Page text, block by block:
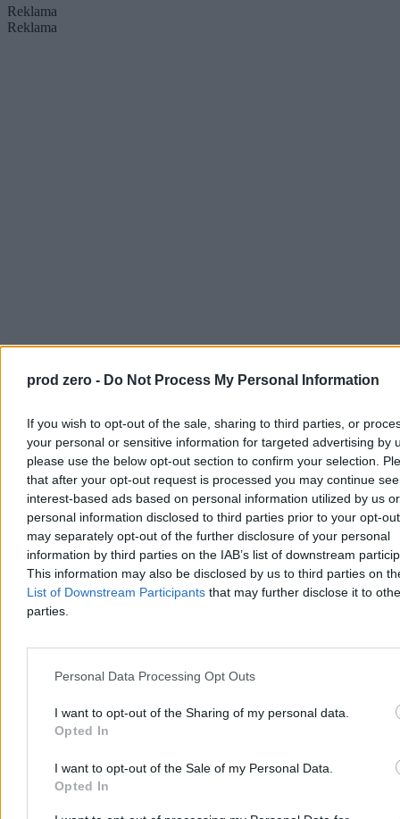
prod zero - Do Not Process My Personal Information
If you wish to opt-out of the sale, sharing to third parties, or
your personal or sensitive information for targeted advertising by
please use the below opt-out section to confirm your selection.
that after your opt-out request is processed you may continue
interest-based ads based on personal information utilized by us or
personal information disclosed to third parties prior to your opt-
may separately opt-out of the further disclosure of your personal
information by third parties on the IAB’s list of downstream
This information may also be disclosed by us to third parties on
List of Downstream Participants that may further disclose it to
parties.
Personal Data Processing Opt Outs
I want to opt-out of the Sharing of my personal data.
Opted In
I want to opt-out of the Sale of my Personal Data.
Opted In
Reklama
Reklama
Żeby nie szukać daleko wybitnej twórczości internetowej pana
Protasiewicza, zacytuję tylko jeden z wczorajszych wpisów byłego
polityka. Odpowiedział on dziennikarzowi
to był jeden z tych delikatniejszych wpisów.
problemami zdrowotnymi. „To jedyny związek ze zdrowiem Jacka
Protasiewicza, jaki udało się portalowi Zero.pl ustalić. W swojej
pisał Patryk Słowik.
To wystarczyło jednak, aby zaleźć się w zarządzie szpitala.